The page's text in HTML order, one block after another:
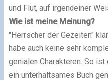
und Flut, auf irgendeiner
Wie ist meine Meinung?
"Herrscher der Gezeiten"
habe auch keine sehr
genialen Charakteren. So
ein unterhaltsames Buch